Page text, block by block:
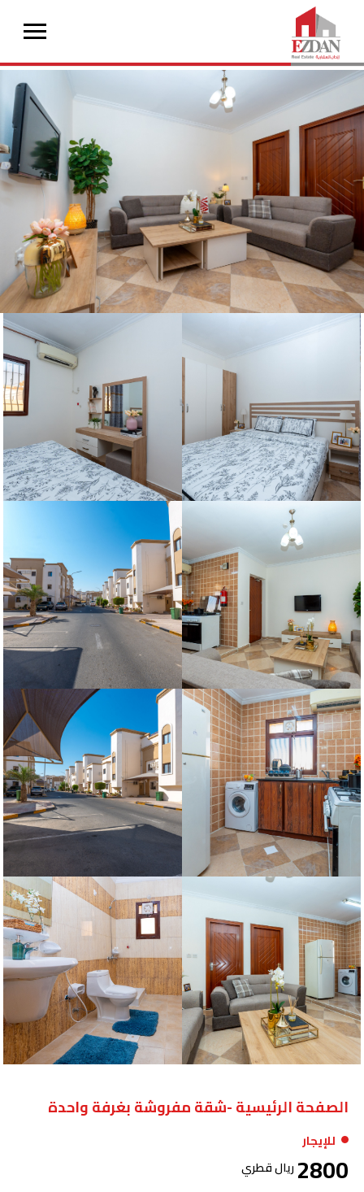
الصفحة الرئيسية -شقة مفروشة بغرفة واحدة
للإيجار
2800 ریال قطري